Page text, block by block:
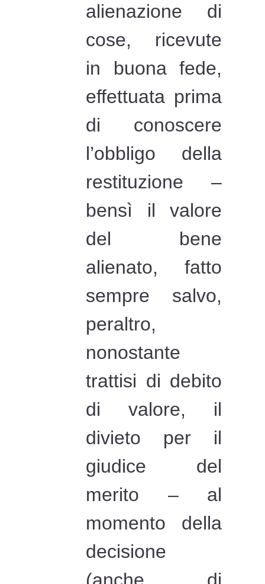
alienazione di
cose, ricevute
in buona fede,
effettuata prima
di conoscere
l’obbligo della
restituzione –
bensì il valore
del bene
alienato, fatto
sempre salvo,
peraltro,
nonostante
trattisi di debito
di valore, il
divieto per il
giudice del
merito – al
momento della
decisione